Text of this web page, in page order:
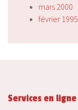
mars 2000
février 1995
Services en ligne